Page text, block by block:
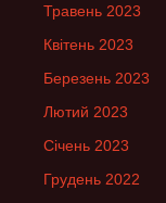
Травень 2023
Квітень 2023
Березень 2023
Лютий 2023
Січень 2023
Грудень 2022